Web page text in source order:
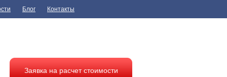
Блог Контакты
Заявка на расчет стоимости